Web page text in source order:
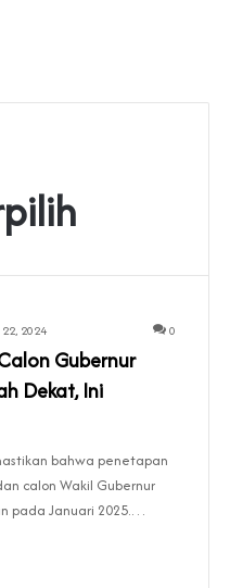
2024 0
Gubernur
Dekat, Ini
bahwa penetapan
calon Wakil Gubernur
pada Januari 2025.…